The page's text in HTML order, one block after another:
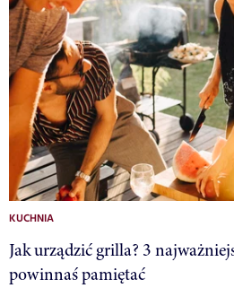
KUCHNIA
Jak urządzić grilla? 3
powinnaś pamiętać